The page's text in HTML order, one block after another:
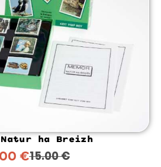
Natur ha Breizh
15.00€
€